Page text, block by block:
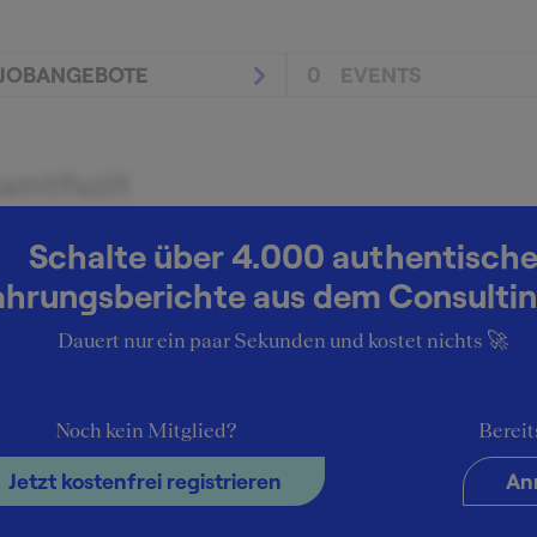
0 EVENTS
der Arbeit
in unterschiedlichen Projekten im Rahmen von
Schalte über 4.000 authentische
aus dem
Dauert nur ein paar Sekunden und kostet nichts 🚀
Noch kein Mitglied?
Jetzt kostenfrei registrieren